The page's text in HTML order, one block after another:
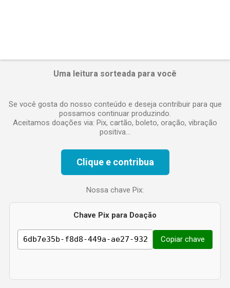
Uma leitura sorteada para você
Se você gosta do nosso conteúdo e deseja contribuir para que
possamos continuar produzindo.
Aceitamos doações via: Pix, cartão, boleto, oração, vibração
positiva...
Clique e contribua
Nossa chave Pix:
Chave Pix para Doação
Copiar chave